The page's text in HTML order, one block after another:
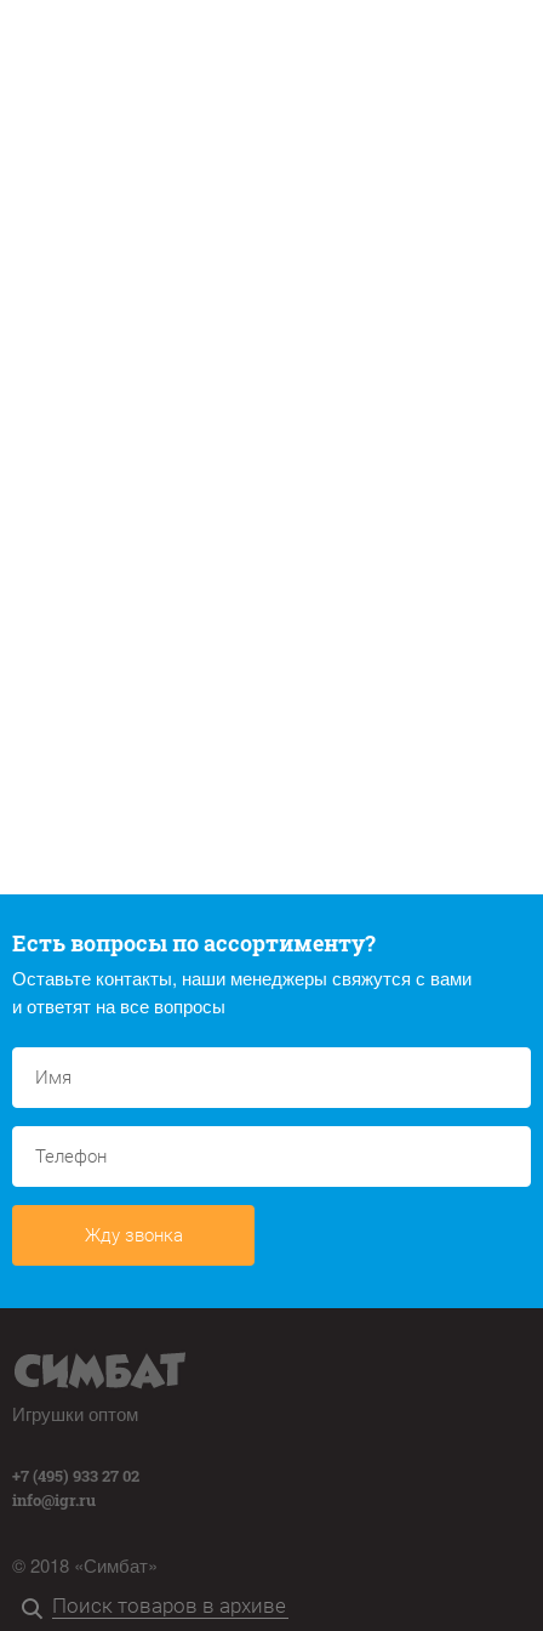
Есть вопросы по ассортименту?
Оставьте контакты, наши менеджеры свяжутся с вами
и ответят на все вопросы
Жду звонка
Игрушки оптом
+7 (495) 933 27 02
info@igr.ru
© 2018 «Симбат»